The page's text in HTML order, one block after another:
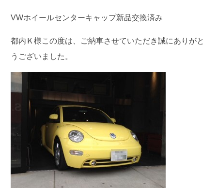
VWホイールセンターキャップ新品交換済み
都内Ｋ様この度は、ご納車させていただき誠にありがと
うございました。